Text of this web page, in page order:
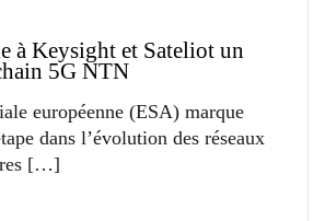
à Keysight et Sateliot un
5G NTN
européenne (ESA) marque
dans l’évolution des réseaux